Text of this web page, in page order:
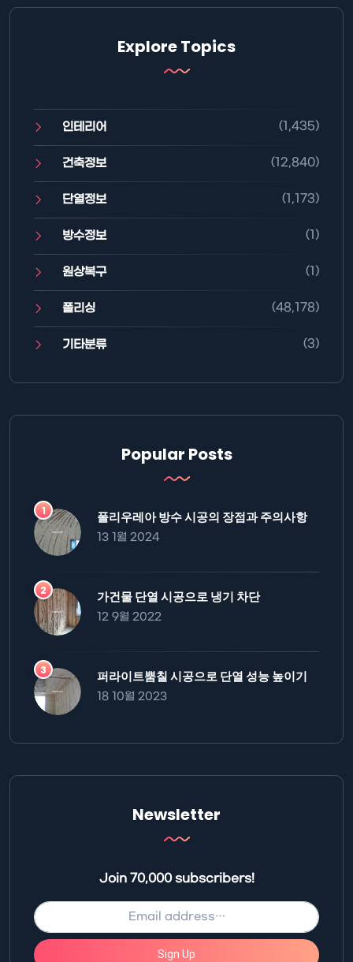
Explore Topics
인테리어 (1,435)
건축정보 (12,840)
단열정보 (1,173)
방수정보 (1)
원상복구 (1)
폴리싱 (48,178)
기타분류 (3)
Popular Posts
폴리우레아 방수 시공의 장점과 주의사항
13 1월 2024
가건물 단열 시공으로 냉기 차단
12 9월 2022
퍼라이트뿜칠 시공으로 단열 성능 높이기
18 10월 2023
Newsletter
Join 70,000 subscribers!
Sign Up